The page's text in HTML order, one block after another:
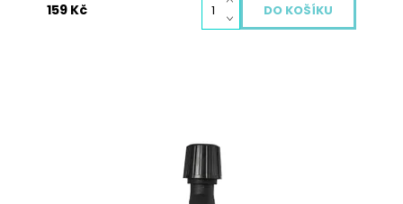
159 Kč
Univerzální parketová hubice pro většinu
vysavačů. Hubici lze použít prakticky na všechny
klasické průměry domácích vysavačů. Hubice je
vybavena univerzální hlavou, kterou je možno